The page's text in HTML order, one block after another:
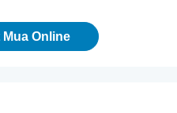
Online